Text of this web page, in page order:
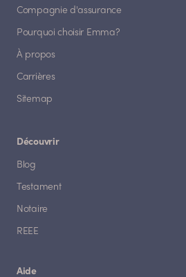
Compagnie d'assurance
Pourquoi choisir Emma?
À propos
Carrières
Sitemap
Découvrir
Blog
Testament
Notaire
REEE
Aide